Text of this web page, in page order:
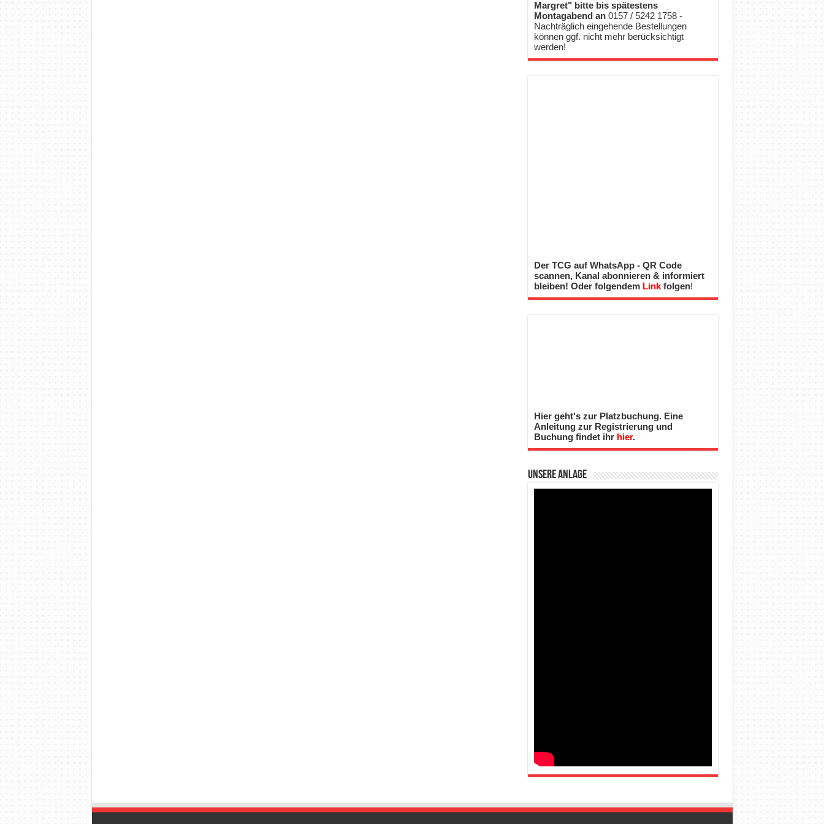
Margret" bitte bis spätestens
Montagabend an 0157 / 5242 1758 -
Nachträglich eingehende Bestellungen
können ggf. nicht mehr berücksichtigt
werden!
Der TCG auf WhatsApp - QR Code
scannen, Kanal abonnieren & informiert
bleiben! Oder folgendem Linkfolgen!
Hier geht's zur Platzbuchung. Eine
Anleitung zur Registrierung und
Buchung findet ihr hier.
Unsere Anlage